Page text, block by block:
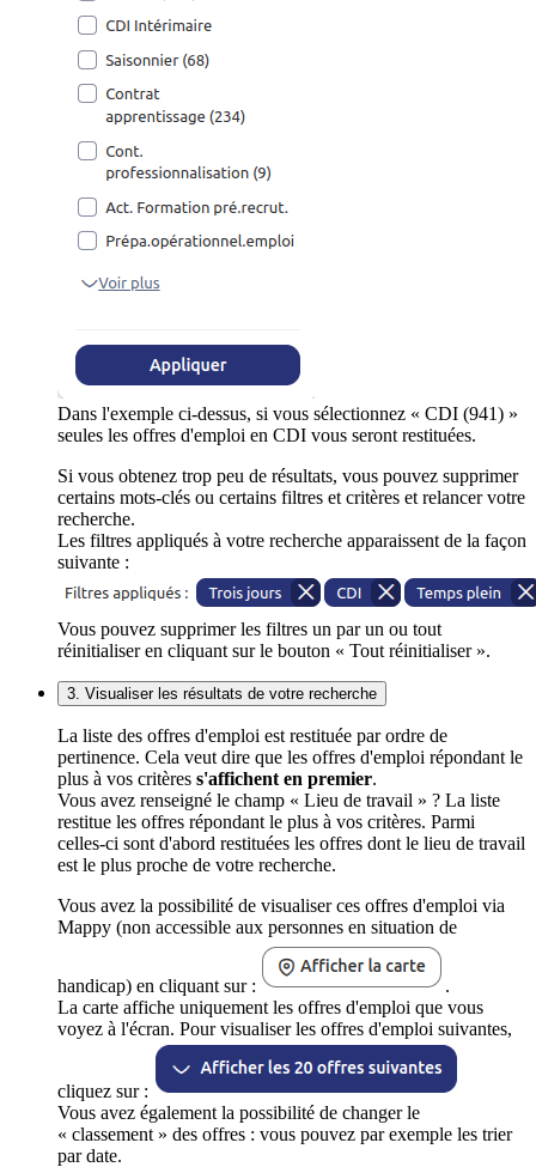
Dans l'exemple ci-dessus, si vous sélectionnez « CDI (941) »
seules les offres d'emploi en CDI vous seront restituées.
Si vous obtenez trop peu de résultats, vous pouvez supprimer
certains mots-clés ou certains filtres et critères et relancer votre
recherche.
Les filtres appliqués à votre recherche apparaissent de la façon
suivante :
Vous pouvez supprimer les filtres un par un ou tout
réinitialiser en cliquant sur le bouton « Tout réinitialiser ».
3. Visualiser les résultats de votre recherche
La liste des offres d'emploi est restituée par ordre de
pertinence. Cela veut dire que les offres d'emploi répondant le
plus à vos critères s'affichent en premier.
Vous avez renseigné le champ « Lieu de travail » ? La liste
restitue les offres répondant le plus à vos critères. Parmi
celles-ci sont d'abord restituées les offres dont le lieu de travail
est le plus proche de votre recherche.
Vous avez la possibilité de visualiser ces offres d'emploi via
Mappy (non accessible aux personnes en situation de
handicap) en cliquant sur :
.
La carte affiche uniquement les offres d'emploi que vous
voyez à l'écran. Pour visualiser les offres d'emploi suivantes,
cliquez sur :
Vous avez également la possibilité de changer le
« classement » des offres : vous pouvez par exemple les trier
par date.